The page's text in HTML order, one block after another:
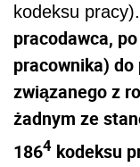
kodeksu pracy).
pracodawca,
pracownika)
związanego z
żadnym ze
1864 kodeksu